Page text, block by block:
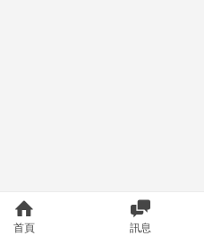
首頁 訊息